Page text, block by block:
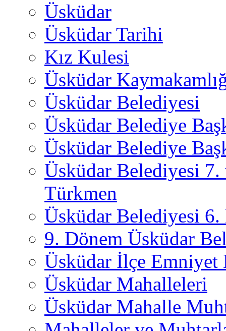
Üsküdar
Üsküdar Tarihi
Kız Kulesi
Üsküdar
Üsküdar Belediyesi
Üsküdar Belediye
Üsküdar Belediye
Üsküdar Belediyesi
Türkmen
Üsküdar Belediyesi 6.
9. Dönem Üsküdar
Üsküdar İlçe
Üsküdar Mahalleleri
Üsküdar Mahalle